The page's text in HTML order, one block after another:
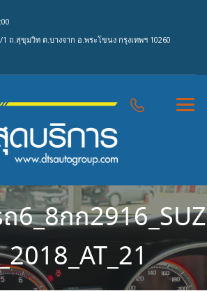
ถ.สุขุมวิท ต.บางจาก อ.พระโขนง กรุงเทพฯ 10260
6_8กก